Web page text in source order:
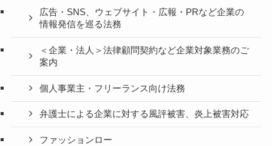
広告・SNS、ウェブサイト・広報・PRなど企業の
情報発信を巡る法務
＜企業・法人＞法律顧問契約など企業対象業務のご
案内
個人事業主・フリーランス向け法務
弁護士による企業に対する風評被害、炎上被害対応
ファッションロー